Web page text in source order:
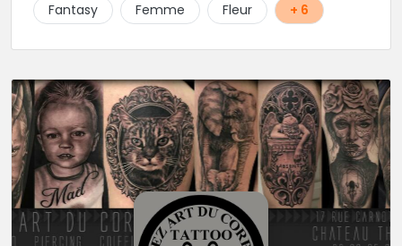
Fantasy
Femme Fleur + 6